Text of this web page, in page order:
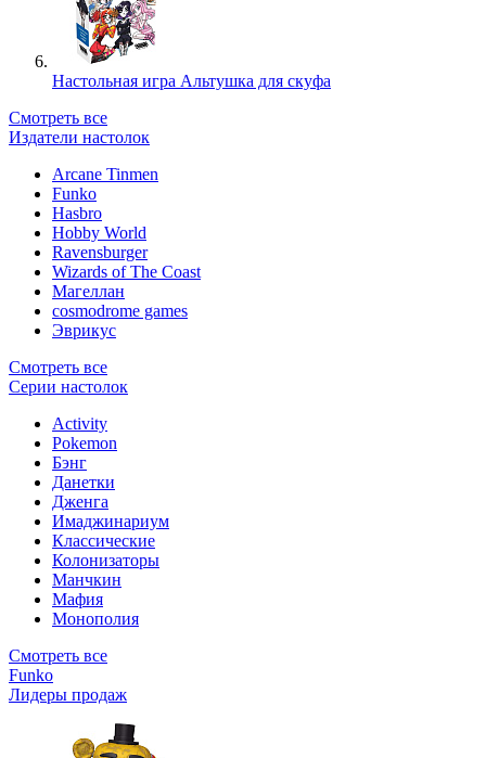
Настольная игра Альтушка для скуфа
Смотреть все
Издатели настолок
Arcane Tinmen
Funko
Hasbro
Hobby World
Ravensburger
Wizards of The Coast
Магеллан
сosmodrome games
Эврикус
Смотреть все
Серии настолок
Activity
Pokemon
Бэнг
Данетки
Дженга
Имаджинариум
Классические
Колонизаторы
Манчкин
Мафия
Монополия
Смотреть все
Funko
Лидеры продаж